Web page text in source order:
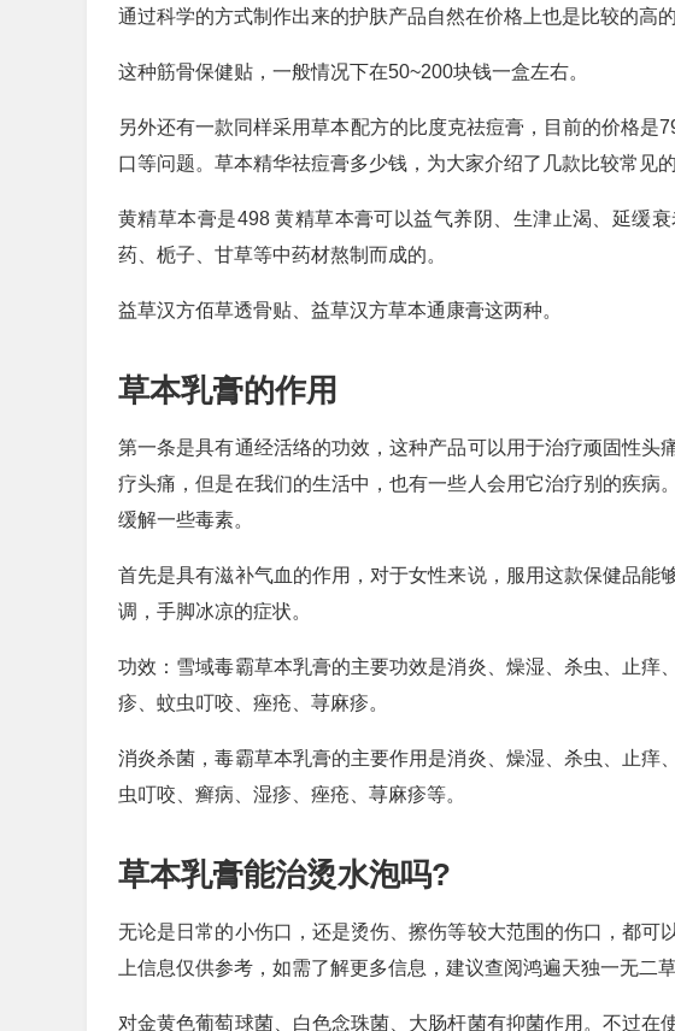
通过科学的方式制作出来的护肤产品自然在价格上也是比较的高的
这种筋骨保健贴，一般情况下在50~200块钱一盒左右。
另外还有一款同样采用草本配方的比度克祛痘膏，目前的价格是
口等问题。草本精华祛痘膏多少钱，为大家介绍了几款比较常见的
黄精草本膏是498 黄精草本膏可以益气养阴、生津止渴、延缓
药、栀子、甘草等中药材熬制而成的。
益草汉方佰草透骨贴、益草汉方草本通康膏这两种。
草本乳膏的作用
第一条是具有通经活络的功效，这种产品可以用于治疗顽固性头
疗头痛，但是在我们的生活中，也有一些人会用它治疗别的疾病
缓解一些毒素。
首先是具有滋补气血的作用，对于女性来说，服用这款保健品能
调，手脚冰凉的症状。
功效：雪域毒霸草本乳膏的主要功效是消炎、燥湿、杀虫、止痒
疹、蚊虫叮咬、痤疮、荨麻疹。
消炎杀菌，毒霸草本乳膏的主要作用是消炎、燥湿、杀虫、止痒
虫叮咬、癣病、湿疹、痤疮、荨麻疹等。
草本乳膏能治烫水泡吗?
无论是日常的小伤口，还是烫伤、擦伤等较大范围的伤口，都可
上信息仅供参考，如需了解更多信息，建议查阅鸿遍天独一无二
对金黄色葡萄球菌、白色念珠菌、大肠杆菌有抑菌作用。不过在